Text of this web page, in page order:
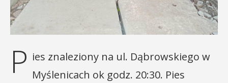
P ies znaleziony na ul. Dąbrowskiego w
Myślenicach ok godz. 20:30. Pies